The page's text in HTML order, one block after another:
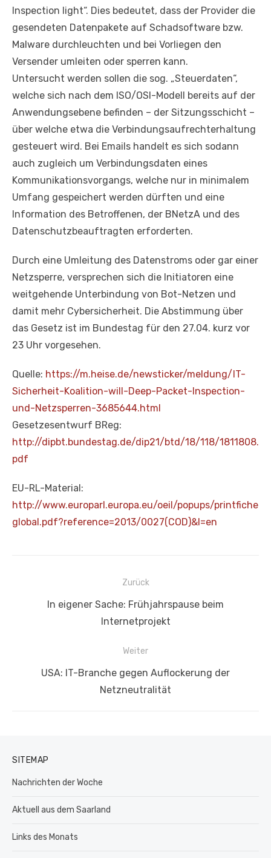
Inspection light“. Dies bedeutet, dass der Provider die
gesendeten Datenpakete auf Schadsoftware bzw.
Malware durchleuchten und bei Vorliegen den
Versender umleiten oder sperren kann.
Untersucht werden sollen die sog. „Steuerdaten“,
welche sich nach dem ISO/OSI-Modell bereits auf der
Anwendungsebene befinden – der Sitzungsschicht –
über welche etwa die Verbindungsaufrechterhaltung
gesteuert wird. Bei Emails handelt es sich sodann
auch zugleich um Verbindungsdaten eines
Kommunikationsvorgangs, welche nur in minimalem
Umfang gespeichert werden dürften und eine
Information des Betroffenen, der BNetzA und des
Datenschutzbeauftragten erforderten.
Durch eine Umleitung des Datenstroms oder gar einer
Netzsperre, versprechen sich die Initiatoren eine
weitgehende Unterbindung von Bot-Netzen und
damit mehr Cybersicherheit. Die Abstimmung über
das Gesetz ist im Bundestag für den 27.04. kurz vor
23 Uhr vorgesehen.
Quelle: https://m.heise.de/newsticker/meldung/IT-
Sicherheit-Koalition-will-Deep-Packet-Inspection-
und-Netzsperren-3685644.html
Gesetzesentwurf BReg:
http://dipbt.bundestag.de/dip21/btd/18/118/1811808.
pdf
EU-RL-Material:
http://www.europarl.europa.eu/oeil/popups/printfiche
global.pdf?reference=2013/0027(COD)&l=en
Beitragsnavigation
Zurück
VorherigerIn eigener Sache: Frühjahrspause beim
Internetprojekt
Weiter
NächsterUSA: IT-Branche gegen Auflockerung der
Netzneutralität
SITEMAP
Nachrichten der Woche
Aktuell aus dem Saarland
Links des Monats